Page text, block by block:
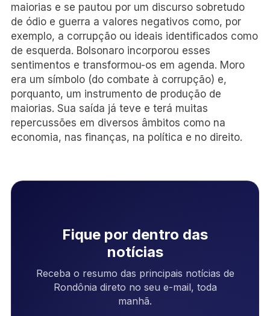
maiorias e se pautou por um discurso sobretudo
de ódio e guerra a valores negativos como, por
exemplo, a corrupção ou ideais identificados como
de esquerda. Bolsonaro incorporou esses
sentimentos e transformou-os em agenda. Moro
era um símbolo (do combate à corrupção) e,
porquanto, um instrumento de produção de
maiorias. Sua saída já teve e terá muitas
repercussões em diversos âmbitos como na
economia, nas finanças, na política e no direito.
Fique por dentro das
notícias
Receba o resumo das principais notícias de
Rondônia direto no seu e-mail, toda
manhã.